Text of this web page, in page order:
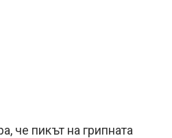
че пикът на грипната